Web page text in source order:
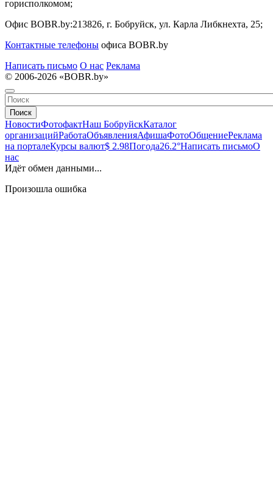
горисполкомом;
Офис BOBR.by:213826, г. Бобруйск, ул. Карла Либкнехта, 25;
Контактные телефоны офиса BOBR.by
Написать письмо О нас Реклама
© 2006-2026 «BOBR.by»
Поиск
НовостиФотофактНаш БобруйскКаталог
организацийРаботаОбъявленияАфишаФотоОбщениеРеклама
на порталеКурсы валют$ 2.98Погода26.2°Написать письмоО
нас
Идёт обмен данными...
Произошла ошибка